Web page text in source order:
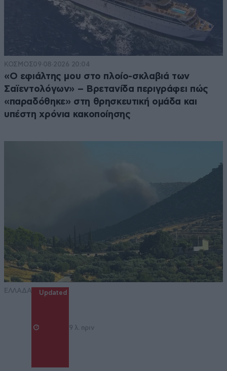
ΚΟΣΜΟΣ09·08·2026 20:04
«Ο εφιάλτης μου στο πλοίο-σκλαβιά των
Σαϊεντολόγων» – Βρετανίδα περιγράφει πώς
«παραδόθηκε» στη θρησκευτική ομάδα και
υπέστη χρόνια κακοποίησης
ΕΛΛΑΔΑ Updated
9 λ. πριν